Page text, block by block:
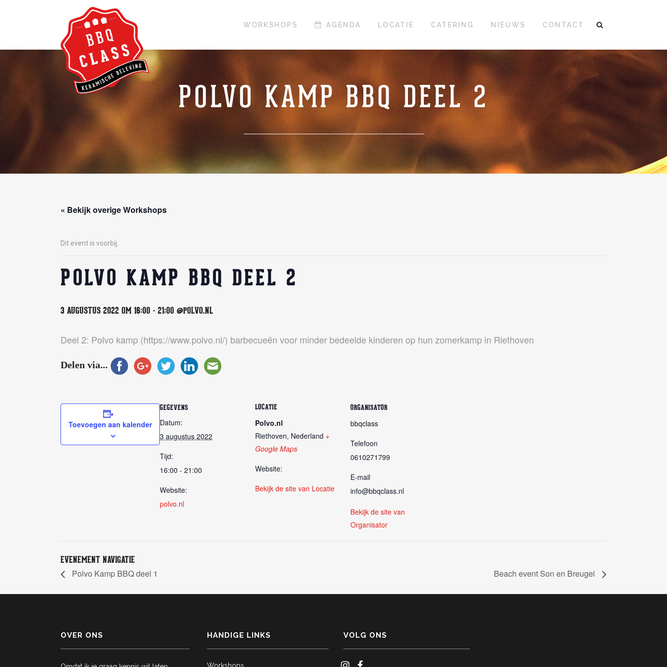
WORKSHOPS AGENDA LOCATIE CATERING NIEUWS CONTACT
POLVO KAMP BBQ DEEL 2
« Bekijk overige Workshops
Dit event is voorbij.
POLVO KAMP BBQ DEEL 2
3 AUGUSTUS 2022 OM 16:00 - 21:00 @POLVO.NL
Deel 2: Polvo kamp (https://www.polvo.nl/) barbecueën voor minder bedeelde kinderen op hun zomerkamp in Riethoven
Delen via...
Toevoegen aan kalender
GEGEVENS
Datum:
3 augustus 2022
Tijd:
16:00 - 21:00
Website:
polvo.nl
LOCATIE
Polvo.nl
Riethoven, Nederland +
Google Maps
Website:
Bekijk de site van Locatie
ORGANISATOR
bbqclass
Telefoon
0610271799
E-mail
info@bbqclass.nl
Bekijk de site van
Organisator
EVENEMENT NAVIGATIE
Polvo Kamp BBQ deel 1 Beach event Son en Breugel
OVER ONS HANDIGE LINKS VOLG ONS